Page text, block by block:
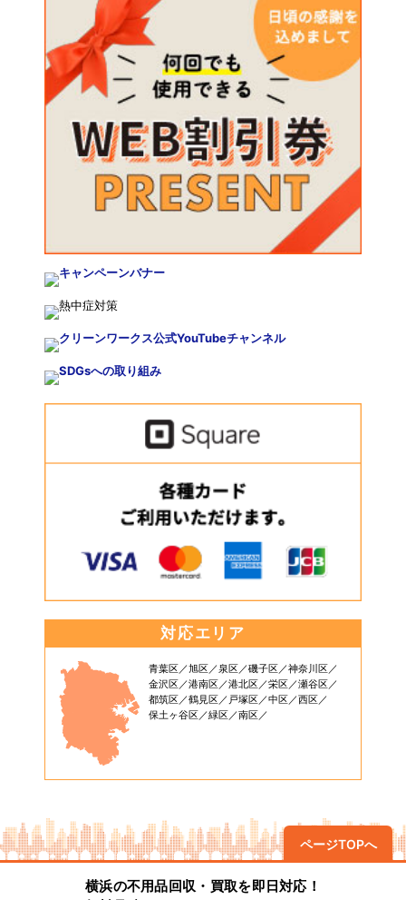
対応エリア
青葉区 旭区 泉区 磯子区
神奈川区
金沢区
港南区 港北区 栄区
瀬谷区
都筑区
鶴見区 戸塚区 中区
西区
保土ヶ谷区
緑区 南区
ページTOPへ
横浜の不用品回収・買取を即日対応！